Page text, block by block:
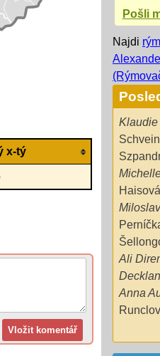
x-tý
Pošli
Najdi
Klaudie
Haisová
Ali
Anna